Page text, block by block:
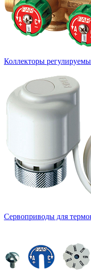
Коллекторы
Сервоприводы для